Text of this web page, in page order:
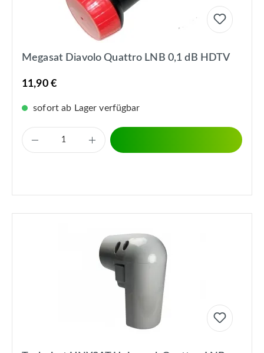
Megasat Diavolo Quattro LNB 0,1 dB HDTV
11,90 €
sofort ab Lager verfügbar